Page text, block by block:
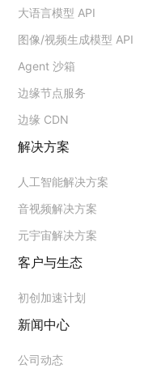
大语言模型 API
图像/视频生成模型 API
Agent 沙箱
边缘节点服务
边缘 CDN
解决方案
人工智能解决方案
音视频解决方案
元宇宙解决方案
客户与生态
初创加速计划
新闻中心
公司动态